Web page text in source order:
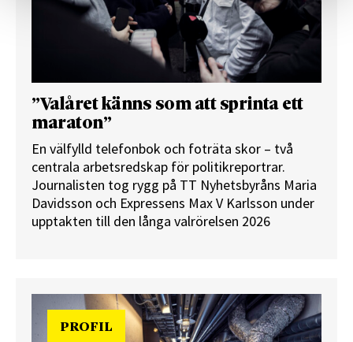
”Valåret känns som att sprinta ett
maraton”
En välfylld telefonbok och foträta skor – två
centrala arbetsredskap för politikreportrar.
Journalisten tog rygg på TT Nyhetsbyråns Maria
Davidsson och Expressens Max V Karlsson under
upptakten till den långa valrörelsen 2026
PROFIL